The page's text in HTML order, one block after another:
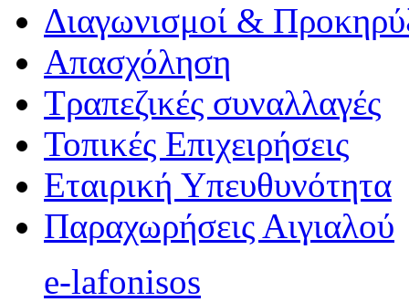
Διαγωνισμοί &
Απασχόληση
Τραπεζικές συναλλαγές
Τοπικές Επιχειρήσεις
Εταιρική Υπευθυνότητα
Παραχωρήσεις Αιγιαλού
e-lafonisos